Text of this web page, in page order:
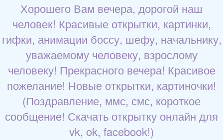
Хорошего Вам вечера, дорогой наш
человек! Красивые открытки, картинки,
гифки, анимации боссу, шефу, начальнику,
уважаемому человеку, взрослому
человеку! Прекрасного вечера! Красивое
пожелание! Новые открытки, картиночки!
(Поздравление, ммс, смс, короткое
сообщение! Скачать открытку онлайн для
vk, ok, facebook!)